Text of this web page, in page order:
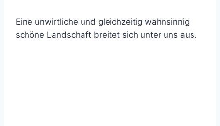
Eine unwirtliche und gleichzeitig wahnsinnig
schöne Landschaft breitet sich unter uns aus.